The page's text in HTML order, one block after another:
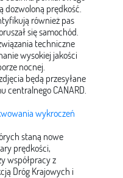
dozwoloną prędkość.
również pas
się samochód.
techniczne
wysokiej jakości
nocnej.
będą przesyłane
centralnego CANARD.
wykroczeń
staną nowe
prędkości,
współpracy z
Dróg Krajowych i